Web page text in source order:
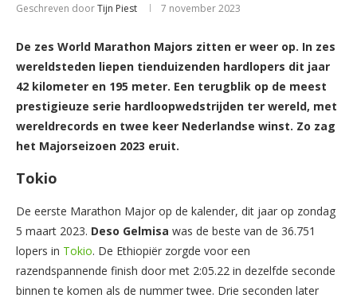
Geschreven doorTijn Piest 7 november 2023
De zes World Marathon Majors zitten er weer op. In zes
wereldsteden liepen tienduizenden hardlopers dit jaar
42 kilometer en 195 meter. Een terugblik op de meest
prestigieuze serie hardloopwedstrijden ter wereld, met
wereldrecords en twee keer Nederlandse winst. Zo zag
het Majorseizoen 2023 eruit.
Tokio
De eerste Marathon Major op de kalender, dit jaar op zondag
5 maart 2023. Deso Gelmisa was de beste van de 36.751
lopers in Tokio. De Ethiopiër zorgde voor een
razendspannende finish door met 2:05.22 in dezelfde seconde
binnen te komen als de nummer twee. Drie seconden later